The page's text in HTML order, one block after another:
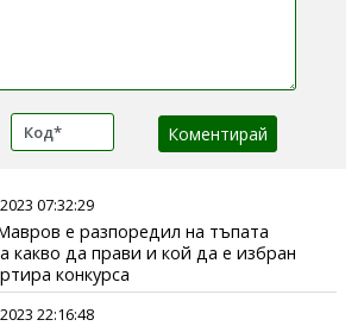
07:32:29
е разпоредил на тъпата
какво да прави и кой да е избран
конкурса
22:16:48